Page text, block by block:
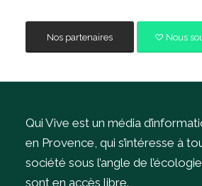
Nos partenaires Nous
Qui Vive est un média
en Provence, qui s’intéresse à
société sous l’angle de
sont en accès libre.